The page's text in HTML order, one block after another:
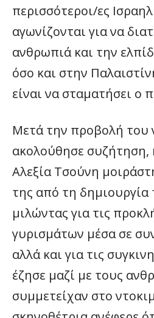
περισσότεροι/ες
αγωνίζονται για να
ανθρωπιά και την
όσο και στην
είναι να σταματήσει ο
Μετά την προβολή του
ακολούθησε συζήτηση,
Αλεξία Τσούνη
της από τη δημιουργία
μιλώντας για τις
γυρισμάτων μέσα σε
αλλά και για τις
έζησε μαζί με τους
συμμετείχαν στο